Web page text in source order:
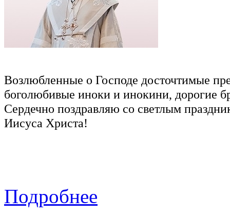
Возлюбленные о Господе досточтимые
боголюбивые иноки и инокини, дорогие
Сердечно поздравляю со светлым
Иисуса Христа!
Подробнее